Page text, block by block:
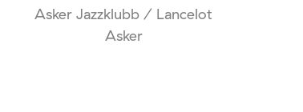
Asker Jazzklubb / Lancelot
Asker